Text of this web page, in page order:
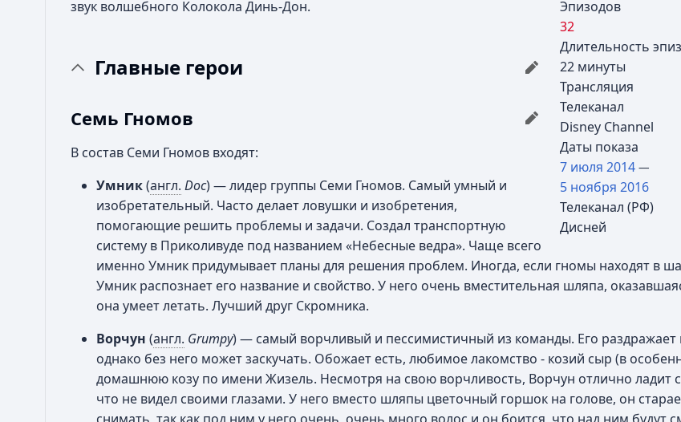
Эпизодов
32
Длительность
22 минуты
Трансляция
Телеканал
Disney Channel
Даты показа
7 июля 2014 —
5 ноября 2016
Телеканал (РФ)
Дисней
звук волшебного Колокола Динь-Дон.
Главные герои
Семь Гномов
В состав Семи Гномов входят:
Умник(англ. Doc) — лидер группы Семи Гномов. Самый умный и
изобретательный. Часто делает ловушки и изобретения,
помогающие решить проблемы и задачи. Создал транспортную
систему в Приколивуде под названием «Небесные ведра». Чаще всего
именно Умник придумывает планы для решения проблем. Иногда, если гномы находят в
Умник распознает его название и свойство. У него очень вместительная шляпа,
она умеет летать. Лучший друг Скромника.
Ворчун (англ. Grumpy) — самый ворчливый и пессимистичный из команды. Его раздражает
однако без него может заскучать. Обожает есть, любимое лакомство - козий сыр (в
домашнюю козу по имени Жизель. Несмотря на свою ворчливость, Ворчун отлично ладит
что не видел своими глазами. У него вместо шляпы цветочный горшок на голове, он